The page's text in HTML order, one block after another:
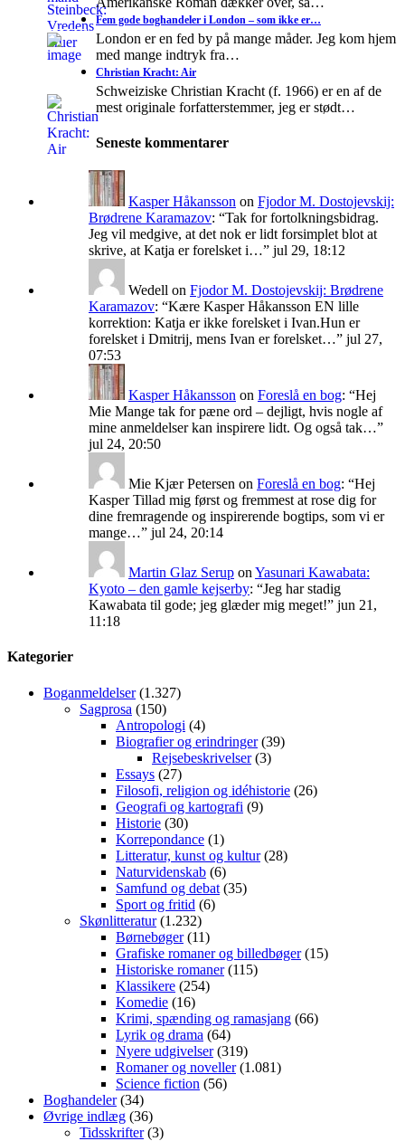
Fem gode boghandeler i London – som ikke er…
London er en fed by på mange måder. Jeg kom hjem
med mange indtryk fra…
Christian Kracht: Air
Schweiziske Christian Kracht (f. 1966) er en af de
mest originale forfatterstemmer, jeg er stødt…
Seneste kommentarer
Kasper Håkansson on Fjodor M. Dostojevskij:
Brødrene Karamazov: “Tak for fortolkningsbidrag.
Jeg vil medgive, at det nok er lidt forsimplet blot at
skrive, at Katja er forelsket i…” jul 29, 18:12
Wedell on Fjodor M. Dostojevskij: Brødrene
Karamazov: “Kære Kasper Håkansson EN lille
korrektion: Katja er ikke forelsket i Ivan.Hun er
forelsket i Dmitrij, mens Ivan er forelsket…” jul 27,
07:53
Kasper Håkansson on Foreslå en bog: “Hej
Mie Mange tak for pæne ord – dejligt, hvis nogle af
mine anmeldelser kan inspirere lidt. Og også tak…”
jul 24, 20:50
Mie Kjær Petersen on Foreslå en bog: “Hej
Kasper Tillad mig først og fremmest at rose dig for
dine fremragende og inspirerende bogtips, som vi er
mange…” jul 24, 20:14
Martin Glaz Serup on Yasunari Kawabata:
Kyoto – den gamle kejserby: “Jeg har stadig
Kawabata til gode; jeg glæder mig meget!” jun 21,
11:18
Kategorier
Boganmeldelser(1.327)
Sagprosa (150)
Antropologi (4)
Biografier og erindringer(39)
Rejsebeskrivelser(3)
Essays (27)
Filosofi, religion og idéhistorie (26)
Geografi og kartografi (9)
Historie (30)
Korrepondance (1)
Litteratur, kunst og kultur(28)
Naturvidenskab (6)
Samfund og debat (35)
Sport og fritid (6)
Skønlitteratur(1.232)
Børnebøger(11)
Grafiske romaner og billedbøger(15)
Historiske romaner(115)
Klassikere (254)
Komedie (16)
Krimi, spænding og ramasjang (66)
Lyrik og drama (64)
Nyere udgivelser(319)
Romaner og noveller(1.081)
Science fiction (56)
Boghandeler(34)
Øvrige indlæg (36)
Tidsskrifter(3)